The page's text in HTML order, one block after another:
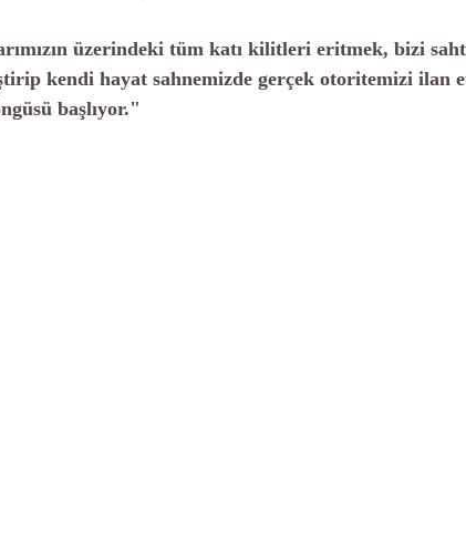
üzerindeki tüm katı kilitleri eritmek, bizi
kendi hayat sahnemizde gerçek otoritemizi ilan
başlıyor."